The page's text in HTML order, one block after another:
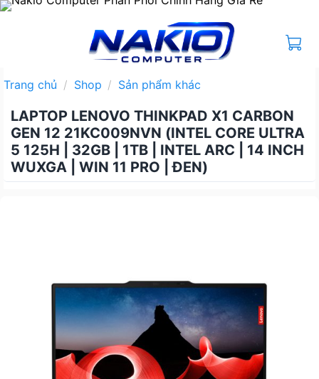
Bỏ
Trang chủ / Shop / Sản phẩm khác
LAPTOP LENOVO THINKPAD X1 CARBON
GEN 12 21KC009NVN (INTEL CORE ULTRA
5 125H | 32GB | 1TB | INTEL ARC | 14 INCH
WUXGA | WIN 11 PRO | ĐEN)